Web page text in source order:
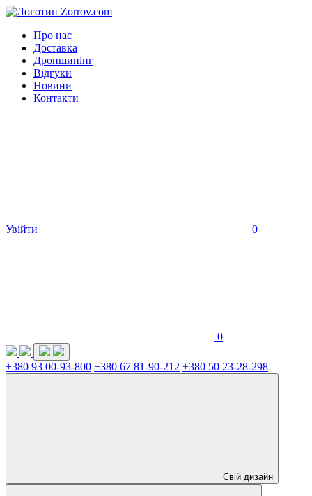
Про нас
Доставка
Дропшипінг
Відгуки
Новини
Контакти
Увійти 0
0
+380 93 00-93-800 +380 67 81-90-212 +380 50 23-28-298
Свій дизайн